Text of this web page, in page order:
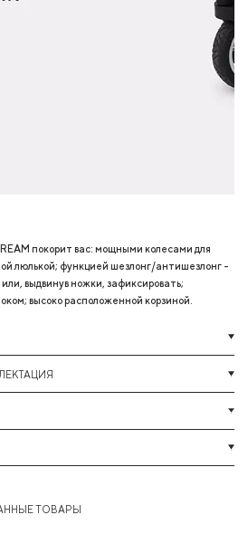
покорит вас: мощными колесами для
люлькой; функцией шезлонг/антишезлонг -
выдвинув ножки, зафиксировать;
высоко расположенной корзиной.
ТОВАРЫ